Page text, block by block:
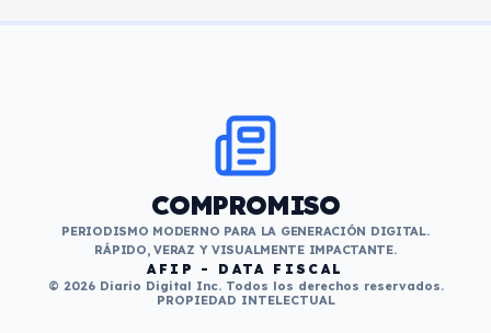
COMPROMISO
PERIODISMO MODERNO PARA LA GENERACIÓN DIGITAL.
RÁPIDO, VERAZ Y VISUALMENTE IMPACTANTE.
AFIP - DATA FISCAL
© 2026 Diario Digital Inc. Todos los derechos reservados.
PROPIEDAD INTELECTUAL